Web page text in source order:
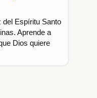
Espíritu Santo
Aprende a
Dios quiere